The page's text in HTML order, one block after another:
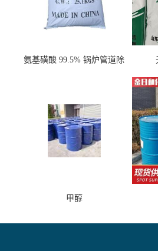
氨基磺酸 99.5% 锅炉管道除
甲醇